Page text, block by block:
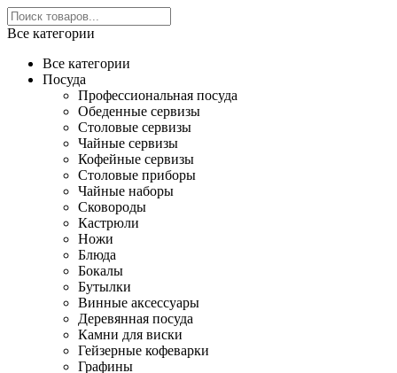
Все категории
Все категории
Посуда
Профессиональная посуда
Обеденные сервизы
Столовые сервизы
Чайные сервизы
Кофейные сервизы
Столовые приборы
Чайные наборы
Сковороды
Кастрюли
Ножи
Блюда
Бокалы
Бутылки
Винные аксессуары
Деревянная посуда
Камни для виски
Гейзерные кофеварки
Графины